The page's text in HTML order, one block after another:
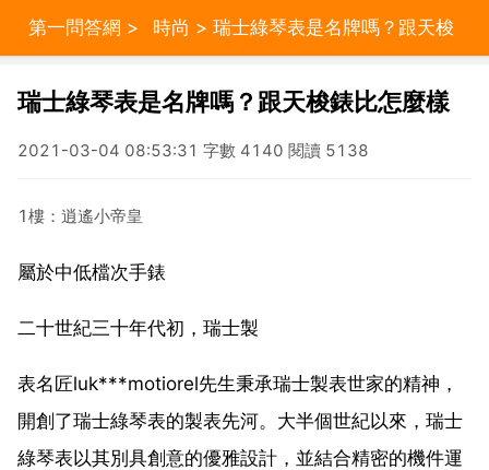
第一問答網 > 時尚 > 瑞士綠琴表是名牌嗎？跟天梭
瑞士綠琴表是名牌嗎？跟天梭錶比怎麼樣
2021-03-04 08:53:31 字數 4140 閱讀 5138
1樓：逍遙小帝皇
屬於中低檔次手錶
二十世紀三十年代初，瑞士製
表名匠luk***motiorel先生秉承瑞士製表世家的精神，
開創了瑞士綠琴表的製表先河。大半個世紀以來，瑞士
綠琴表以其別具創意的優雅設計，並結合精密的機件運